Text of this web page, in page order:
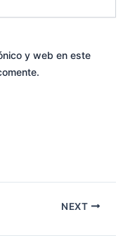
y web en este
NEXT